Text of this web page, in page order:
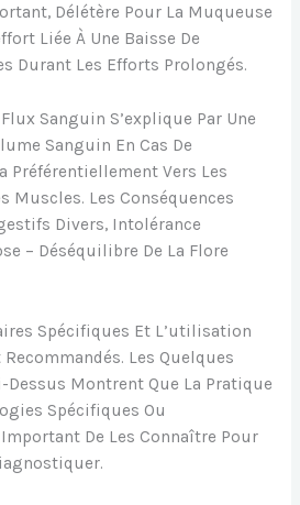
Délétère Pour La Muqueuse
Liée À Une Baisse De
Durant Les Efforts Prolongés.
Sanguin S’explique Par Une
Sanguin En Cas De
Préférentiellement Vers Les
Muscles. Les Conséquences
Divers, Intolérance
– Déséquilibre De La Flore
Spécifiques Et L’utilisation
Les Quelques
Dessus Montrent Que La Pratique
Spécifiques Ou
De Les Connaître Pour